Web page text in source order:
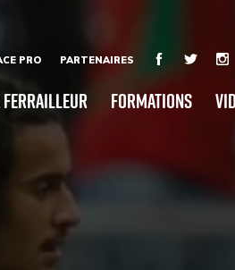
PRO PARTENAIRES
Ferrailleur Formations